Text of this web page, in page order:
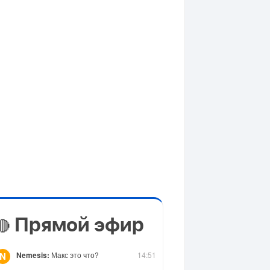
Прямой эфир
14:51
N Nemesis: Макс это что?